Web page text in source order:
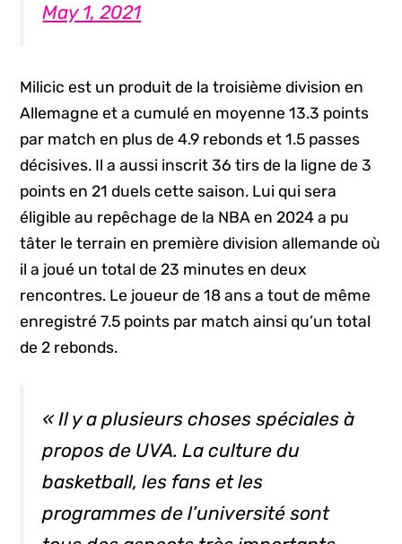
May 1, 2021
Milicic est un produit de la troisième division en
Allemagne et a cumulé en moyenne 13.3 points
par match en plus de 4.9 rebonds et 1.5 passes
décisives. Il a aussi inscrit 36 tirs de la ligne de 3
points en 21 duels cette saison. Lui qui sera
éligible au repêchage de la NBA en 2024 a pu
tâter le terrain en première division allemande où
il a joué un total de 23 minutes en deux
rencontres. Le joueur de 18 ans a tout de même
enregistré 7.5 points par match ainsi qu’un total
de 2 rebonds.
« Il y a plusieurs choses spéciales à
propos de UVA. La culture du
basketball, les fans et les
programmes de l’université sont